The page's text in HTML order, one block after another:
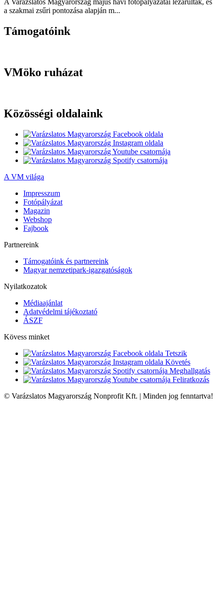
A Varázslatos Magyarország május havi fotópályázatai lezárultak, és
a szakmai zsűri pontozása alapján m...
Támogatóink
VMöko ruházat
Közösségi oldalaink
A VM világa
Impresszum
Fotópályázat
Magazin
Webshop
Fajbook
Partnereink
Támogatóink és partnereink
Magyar nemzetipark-igazgatóságok
Nyilatkozatok
Médiaajánlat
Adatvédelmi tájékoztató
ÁSZF
Kövess minket
Tetszik
Követés
Meghallgatás
Feliratkozás
© Varázslatos Magyarország Nonprofit Kft. | Minden jog fenntartva!